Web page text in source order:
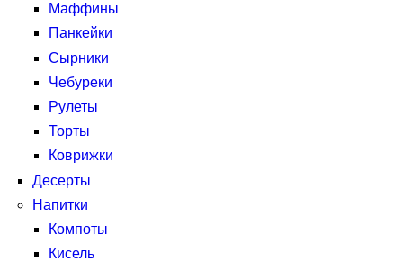
Маффины
Панкейки
Сырники
Чебуреки
Рулеты
Торты
Коврижки
Десерты
Напитки
Компоты
Кисель